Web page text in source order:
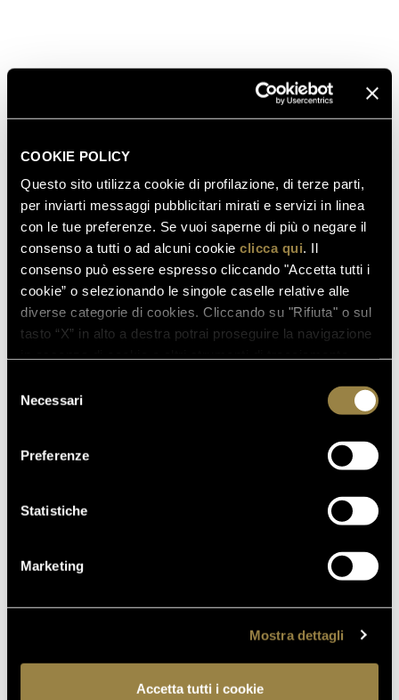
COOKIE POLICY
Questo sito utilizza cookie di profilazione, di terze parti,
per inviarti messaggi pubblicitari mirati e servizi in linea
con le tue preferenze. Se vuoi saperne di più o negare il
consenso a tutti o ad alcuni cookie clicca qui. Il
consenso può essere espresso cliccando "Accetta tutti i
cookie” o selezionando le singole caselle relative alle
diverse categorie di cookies. Cliccando su "Rifiuta" o sul
tasto “X” in alto a destra potrai proseguire la navigazione
delNecessari
Preferenze
Statistiche
Marketing
Mostra dettagli
Accetta tutti i cookie